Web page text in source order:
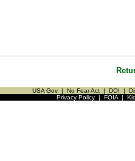
USA Gov | No Fear Act | DOI |
Privacy Policy| FOIA|